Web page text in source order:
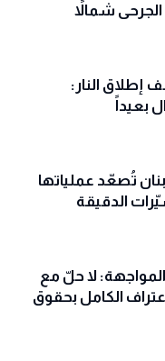
شمالاً
النار:
بعيداً
تُصعّد عملياتها
الدقيقة
لا حلّ مع
الكامل بحقوق